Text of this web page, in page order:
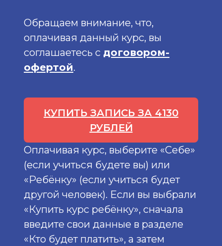
Обращаем внимание, что,
оплачивая данный курс, вы
соглашаетесь с договором-
офертой.
КУПИТЬ ЗАПИСЬ ЗА 4130
РУБЛЕЙ
Оплачивая курс, выберите «Себе»
(если учиться будете вы) или
«Ребёнку» (если учиться будет
другой человек). Если вы выбрали
«Купить курс ребёнку», сначала
введите свои данные в разделе
«Кто будет платить», а затем